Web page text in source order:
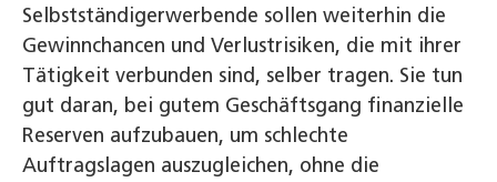
Selbstständigerwerbende sollen weiterhin die
Gewinnchancen und Verlustrisiken, die mit ihrer
Tätigkeit verbunden sind, selber tragen. Sie tun
gut daran, bei gutem Geschäftsgang finanzielle
Reserven aufzubauen, um schlechte
Auftragslagen auszugleichen, ohne die